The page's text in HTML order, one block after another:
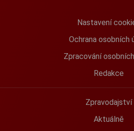
Nastavení
Ochrana osobních
Zpracování
Redakce
Zpravodajství
Aktuálně